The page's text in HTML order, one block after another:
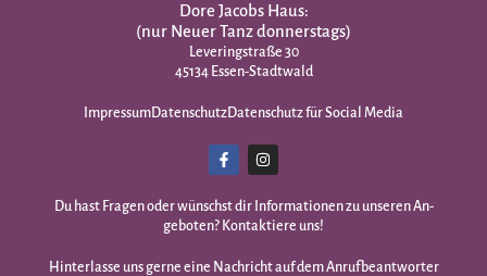
Dore Jacobs Haus:
(nur Neuer Tanz donnerstags)
Leveringstraße 30
45134 Essen-Stadtwald
ImpressumDatenschutzDatenschutz für Social Media
Du hast Fragen oder wünschst dir Infor­mationen zu unseren An­
geboten? Kontaktiere uns!
Hinterlasse uns gerne eine Nachricht auf dem Anrufbeantworter